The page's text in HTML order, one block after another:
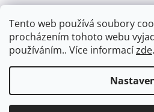
Tento web používá soubory
procházením tohoto webu
používáním.. Více informacízde.
Záruka
Vytvořil